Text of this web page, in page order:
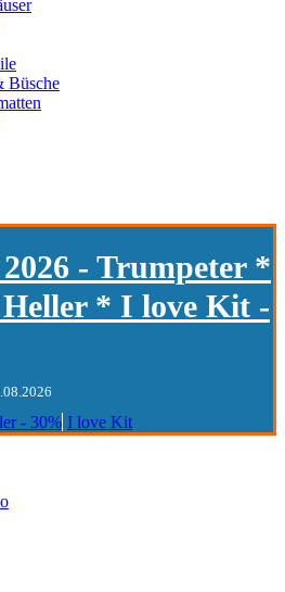
Büsche
- Trumpeter *
* I love Kit -
- 30% I love Kit